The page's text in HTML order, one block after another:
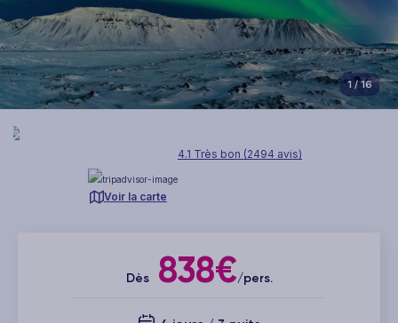
1 / 16
4.1 Très bon (2494 avis)
Voir la carte
Dès838€/pers.